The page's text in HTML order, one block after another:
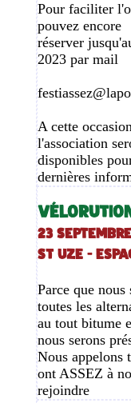
Pour faciliter
pouvez encore
réserver
2023 par mail
A cette
l'association
disponibles
dernières
23
ST UZE -
Parce que nous
toutes les
au tout bitume
nous serons
Nous appelons
ont ASSEZ à
rejoindre